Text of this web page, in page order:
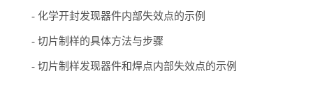
- 化学开封发现器件内部失效点的示例
- 切片制样的具体方法与步骤
- 切片制样发现器件和焊点内部失效点的示例